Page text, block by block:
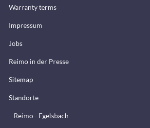
Warranty terms
Impressum
Jobs
Reimo in der Presse
Sitemap
Standorte
Reimo - Egelsbach